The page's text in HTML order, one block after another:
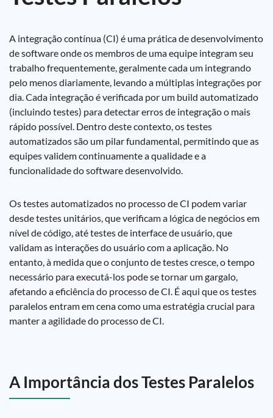
A integração contínua (CI) é uma prática de desenvolvimento
de software onde os membros de uma equipe integram seu
trabalho frequentemente, geralmente cada um integrando
pelo menos diariamente, levando a múltiplas integrações por
dia. Cada integração é verificada por um build automatizado
(incluindo testes) para detectar erros de integração o mais
rápido possível. Dentro deste contexto, os testes
automatizados são um pilar fundamental, permitindo que as
equipes validem continuamente a qualidade e a
funcionalidade do software desenvolvido.
Os testes automatizados no processo de CI podem variar
desde testes unitários, que verificam a lógica de negócios em
nível de código, até testes de interface de usuário, que
validam as interações do usuário com a aplicação. No
entanto, à medida que o conjunto de testes cresce, o tempo
necessário para executá-los pode se tornar um gargalo,
afetando a eficiência do processo de CI. É aqui que os testes
paralelos entram em cena como uma estratégia crucial para
manter a agilidade do processo de CI.
A Importância dos Testes Paralelos